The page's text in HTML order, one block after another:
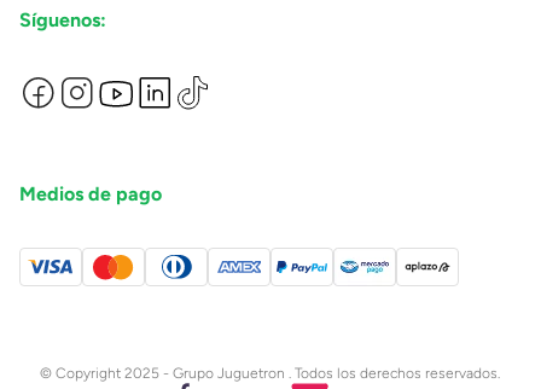
Preguntas Frecuentes
Términos y Condiciones
Devoluciones de Compras en Línea
Síguenos:
Medios de pago
© Copyright 2025 - Grupo Juguetron . Todos los derechos reservados.